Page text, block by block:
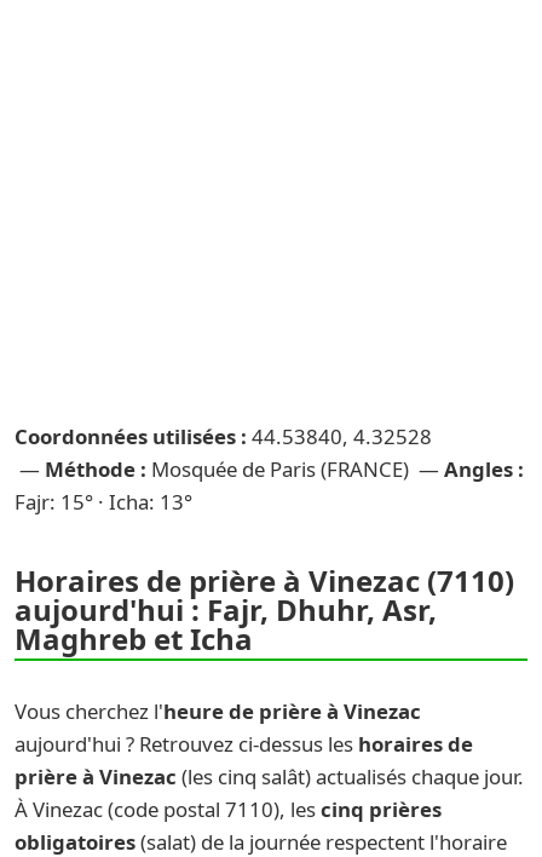
Coordonnées utilisées : 44.53840, 4.32528
— Méthode : Mosquée de Paris (FRANCE) — Angles :
Fajr: 15° · Icha: 13°
Horaires de prière à Vinezac (7110)
aujourd'hui : Fajr, Dhuhr, Asr,
Maghreb et Icha
Vous cherchez l'heure de prière à Vinezac
aujourd'hui ? Retrouvez ci-dessus les horaires de
prière à Vinezac (les cinq salât) actualisés chaque jour.
À Vinezac (code postal 7110), lescinq prières
obligatoires(salat) de la journée respectent l'horaire